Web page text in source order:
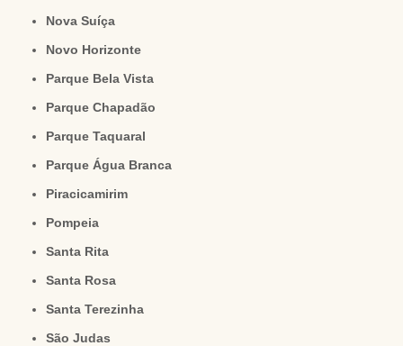
Nova Suíça
Novo Horizonte
Parque Bela Vista
Parque Chapadão
Parque Taquaral
Parque Água Branca
Piracicamirim
Pompeia
Santa Rita
Santa Rosa
Santa Terezinha
São Judas